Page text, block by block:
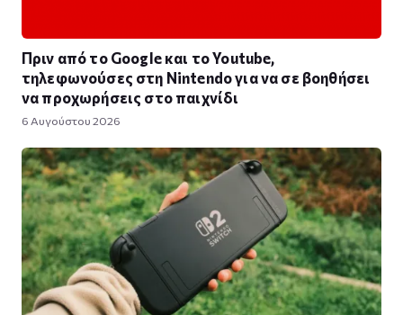
Πριν από το Google και το Youtube,
τηλεφωνούσες στη Nintendo για να σε βοηθήσει
να προχωρήσεις στο παιχνίδι
6 Αυγούστου 2026